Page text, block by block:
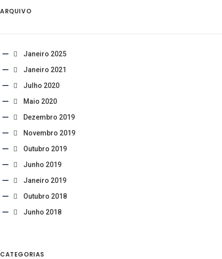
ARQUIVO
Janeiro 2025
Janeiro 2021
Julho 2020
Maio 2020
Dezembro 2019
Novembro 2019
Outubro 2019
Junho 2019
Janeiro 2019
Outubro 2018
Junho 2018
CATEGORIAS